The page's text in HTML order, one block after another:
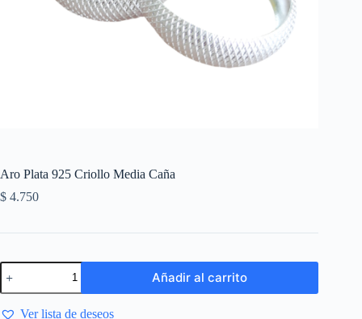
Aro Plata 925 Criollo Media Caña
$ 4.750
Añadir al carrito
Ver lista de deseos